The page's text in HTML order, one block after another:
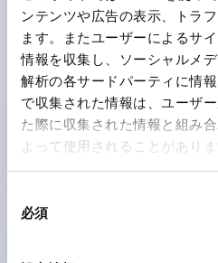
ンテンツや広告の表示、トラ
ます。またユーザーによるサ
情報を収集し、ソーシャルメ
解析の各サードパーティに情
で収集された情報は、ユーザ
た際に収集された情報と組み
よって使用されることがありま
必須
ワールドワイドなニーズに
1つで6色の役をこなすLED
ごとに分かれていたLED球
現できるようにしました。
カラーユニバーサルデザイ
ISO 3864-4安全色に対応。